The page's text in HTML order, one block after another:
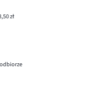
zł